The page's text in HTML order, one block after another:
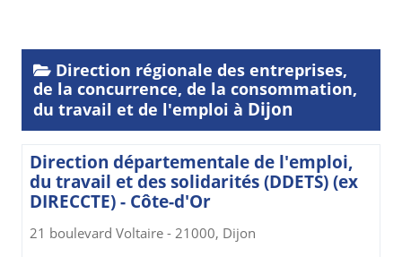
Direction régionale des entreprises,
de la concurrence, de la consommation,
du travail et de l'emploi à Dijon
Direction départementale de l'emploi,
du travail et des solidarités (DDETS) (ex
DIRECCTE) - Côte-d'Or
21 boulevard Voltaire - 21000, Dijon